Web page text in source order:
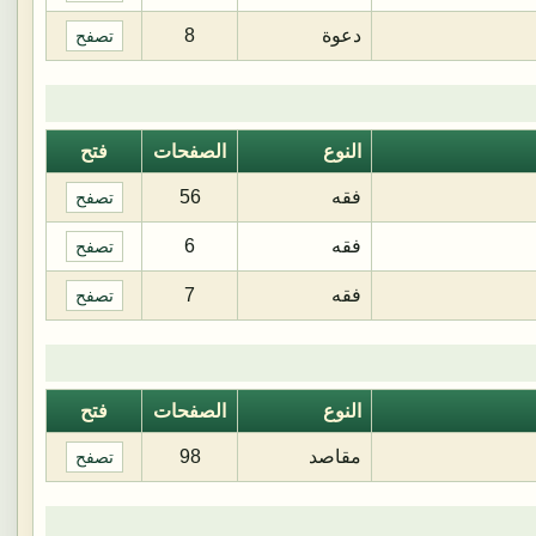
دعوة 8 تصفح
النوع الصفحات فتح
فقه 56 تصفح
فقه 6 تصفح
فقه 7 تصفح
النوع الصفحات فتح
مقاصد 98 تصفح